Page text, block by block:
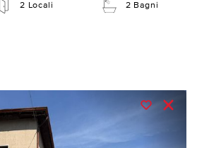
2 Locali 2 Bagni